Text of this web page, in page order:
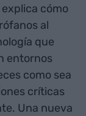
explica cómo
al
que
entornos
como sea
críticas
Una nueva